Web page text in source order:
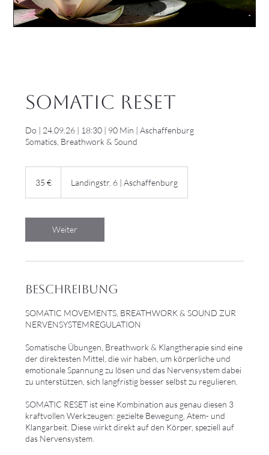
SOMATIC RESET
Do | 24.09.26 | 18:30 | 90 Min | Aschaffenburg
35 € Landingstr. 6 | Aschaffenburg
Weiter
Beschreibung
SOMATIC MOVEMENTS, BREATHWORK & SOUND ZUR
NERVENSYSTEMREGULATION
Somatische Übungen, Breathwork & Klangtherapie sind eine
der direktesten Mittel, die wir haben, um körperliche und
emotionale Spannung zu lösen und das Nervensystem dabei
zu unterstützen, sich langfristig besser selbst zu regulieren.
SOMATIC RESET ist eine Kombination aus genau diesen 3
kraftvollen Werkzeugen: gezielte Bewegung, Atem- und
Klangarbeit. Diese wirkt direkt auf den Körper, speziell auf
das Nervensystem.